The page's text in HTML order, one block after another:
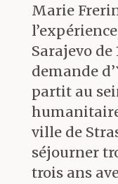
Marie
Sarajevo de
demande
partit au
ville de
séjourner
trois ans